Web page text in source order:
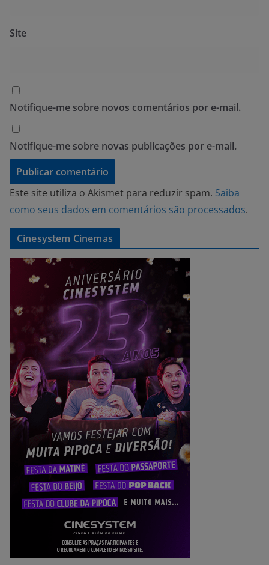
Site
Notifique-me sobre novos comentários por e-mail.
Notifique-me sobre novas publicações por e-mail.
Este site utiliza o Akismet para reduzir spam. Saiba
como seus dados em comentários são processados.
Cinesystem Cinemas